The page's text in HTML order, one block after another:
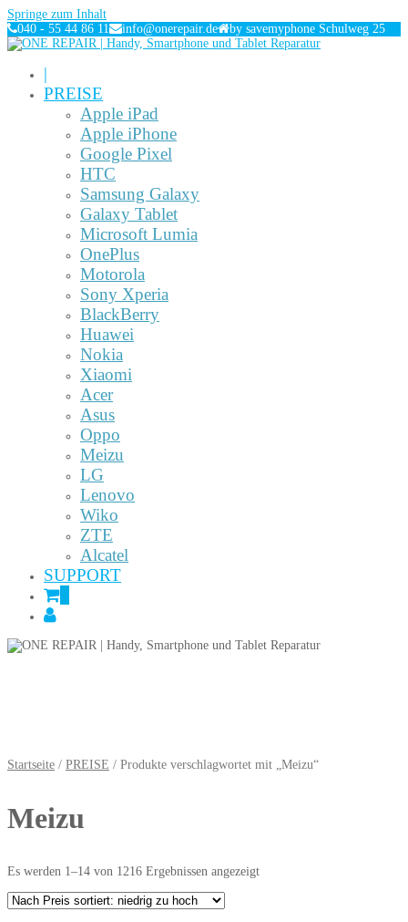
Springe zum Inhalt
040 - 55 44 86 11
info@onerepair.de by savemyphone Schulweg 25
|
PREISE
Apple iPad
Apple iPhone
Google Pixel
HTC
Samsung Galaxy
Galaxy Tablet
Microsoft Lumia
OnePlus
Motorola
Sony Xperia
BlackBerry
Huawei
Nokia
Xiaomi
Acer
Asus
Oppo
Meizu
LG
Lenovo
Wiko
ZTE
Alcatel
SUPPORT
Startseite / PREISE / Produkte verschlagwortet mit „Meizu“
Meizu
Es werden 1–14 von 1216 Ergebnissen angezeigt